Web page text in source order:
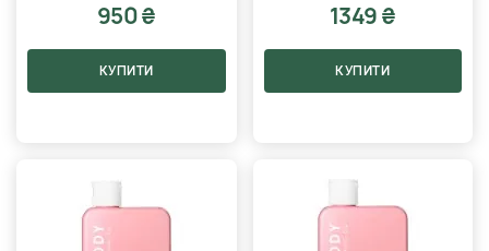
950 ₴
КУПИТИ
1349 ₴
КУПИТИ